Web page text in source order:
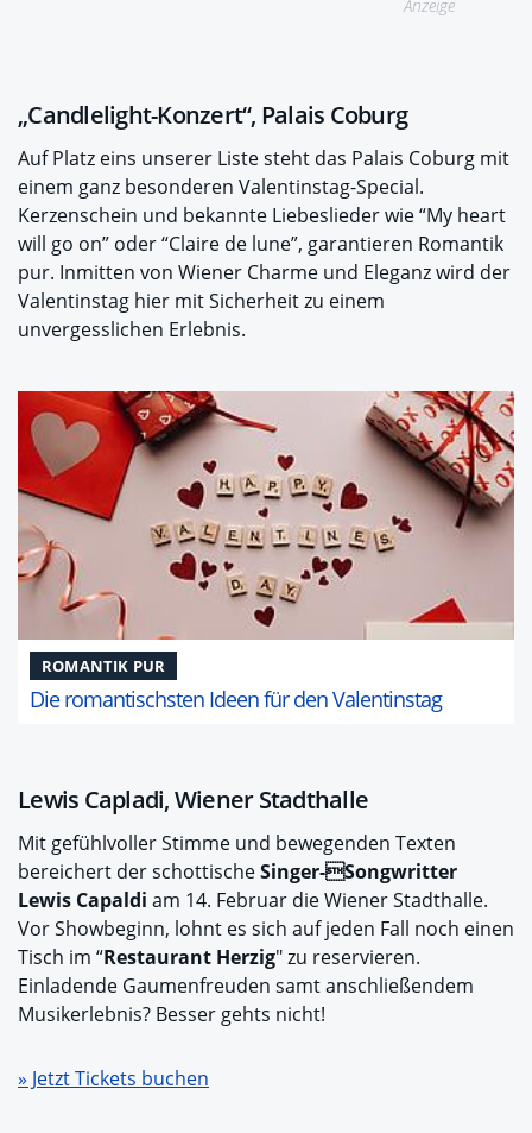
Anzeige
„Candlelight-Konzert“, Palais Coburg
Auf Platz eins unserer Liste steht das Palais Coburg mit
einem ganz besonderen Valentinstag-Special.
Kerzenschein und bekannte Liebeslieder wie “My heart
will go on” oder “Claire de lune”, garantieren Romantik
pur. Inmitten von Wiener Charme und Eleganz wird der
Valentinstag hier mit Sicherheit zu einem
unvergesslichen Erlebnis.
ROMANTIK PUR
Die romantischsten Ideen für den Valentinstag
Lewis Capladi, Wiener Stadthalle
Mit gefühlvoller Stimme und bewegenden Texten
bereichert der schottischeSinger-Songwritter
Lewis Capaldi am 14. Februar die Wiener Stadthalle.
Vor Showbeginn, lohnt es sich auf jeden Fall noch einen
Tisch im “Restaurant Herzig" zu reservieren.
Einladende Gaumenfreuden samt anschließendem
Musikerlebnis? Besser gehts nicht!
» Jetzt Tickets buchen